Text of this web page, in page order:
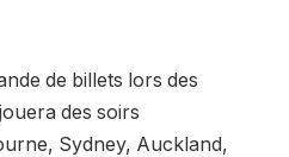
de billets lors des
des soirs
Sydney, Auckland,